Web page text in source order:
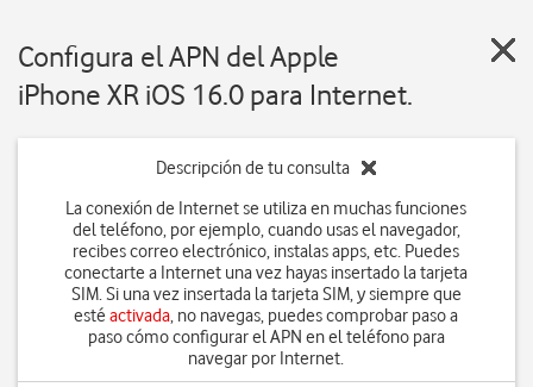
Configura el APN del Apple
iPhone XR iOS 16.0 para Internet.
Descripción de tu consulta
La conexión de Internet se utiliza en muchas funciones
del teléfono, por ejemplo, cuando usas el navegador,
recibes correo electrónico, instalas apps, etc. Puedes
conectarte a Internet una vez hayas insertado la tarjeta
SIM. Si una vez insertada la tarjeta SIM, y siempre que
estéactivada, no navegas, puedes comprobar paso a
paso cómo configurar el APN en el teléfono para
navegar por Internet.